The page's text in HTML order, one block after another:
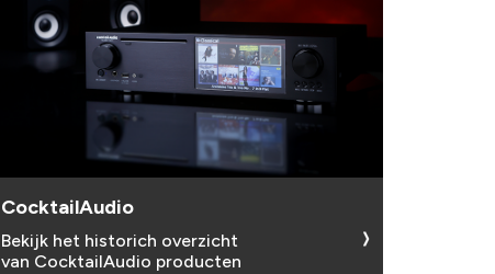
CocktailAudio
Bekijk het historich overzicht
van CocktailAudio producten